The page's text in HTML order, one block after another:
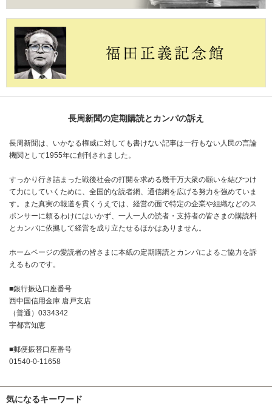
長周新聞の定期購読とカンパの訴え
長周新聞は、いかなる権威に対しても書けない記事は一行もない人民の言論
機関として1955年に創刊されました。
すっかり行き詰まった戦後社会の打開を求める幾千万大衆の願いを結びつけ
て力にしていくために、全国的な読者網、通信網を広げる努力を強めていま
す。また真実の報道を貫くうえでは、経営の面で特定の企業や組織などのス
ポンサーに頼るわけにはいかず、一人一人の読者・支持者の皆さまの購読料
とカンパに依拠して経営を成り立たせるほかはありません。
ホームページの愛読者の皆さまに本紙の定期購読とカンパによるご協力を訴
えるものです。
■銀行振込口座番号
西中国信用金庫 唐戸支店
（普通）0334342
宇都宮知恵
■郵便振替口座番号
01540-0-11658
気になるキーワード